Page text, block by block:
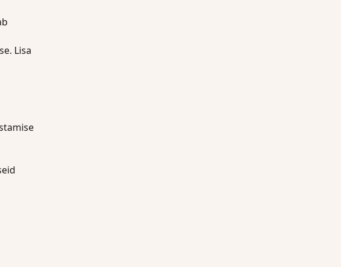
Lisa